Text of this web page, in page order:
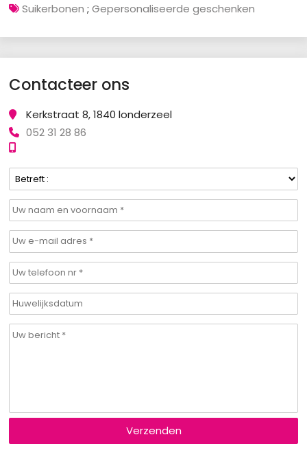
Suikerbonen ;Gepersonaliseerde geschenken
Contacteer ons
Kerkstraat 8, 1840 londerzeel
052 31 28 86
Verzenden